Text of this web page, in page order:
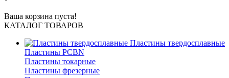
Ваша корзина пуста!
КАТАЛОГ ТОВАРОВ
Пластины твердосплавные
Пластины PCBN
Пластины токарные
Пластины фрезерные